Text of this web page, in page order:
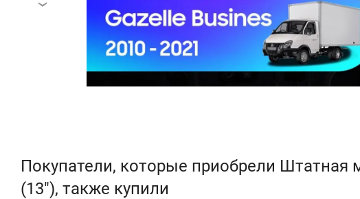
›
Покупатели, которые приобрели Штатная
(13"), также купили